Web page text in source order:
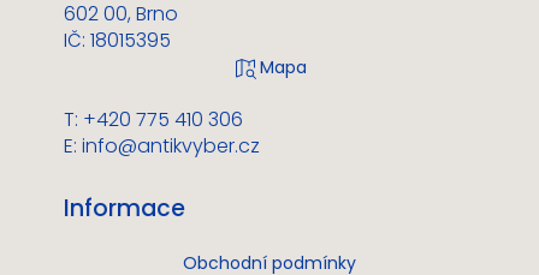
602 00, Brno
IČ: 18015395
T: +420 775 410 306
E: info@antikvyber.cz
Informace
Obchodní podmínky